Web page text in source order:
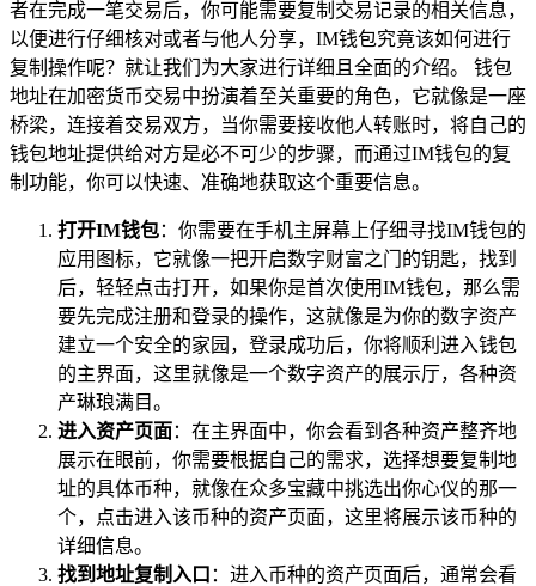
者在完成一笔交易后，你可能需要复制交易记录的相关信息，
以便进行仔细核对或者与他人分享，IM钱包究竟该如何进行
复制操作呢？就让我们为大家进行详细且全面的介绍。 钱包
地址在加密货币交易中扮演着至关重要的角色，它就像是一座
桥梁，连接着交易双方，当你需要接收他人转账时，将自己的
钱包地址提供给对方是必不可少的步骤，而通过IM钱包的复
制功能，你可以快速、准确地获取这个重要信息。
打开IM钱包：你需要在手机主屏幕上仔细寻找IM钱包的
应用图标，它就像一把开启数字财富之门的钥匙，找到
后，轻轻点击打开，如果你是首次使用IM钱包，那么需
要先完成注册和登录的操作，这就像是为你的数字资产
建立一个安全的家园，登录成功后，你将顺利进入钱包
的主界面，这里就像是一个数字资产的展示厅，各种资
产琳琅满目。
进入资产页面：在主界面中，你会看到各种资产整齐地
展示在眼前，你需要根据自己的需求，选择想要复制地
址的具体币种，就像在众多宝藏中挑选出你心仪的那一
个，点击进入该币种的资产页面，这里将展示该币种的
详细信息。
找到地址复制入口 ：进入币种的资产页面后，通常会看